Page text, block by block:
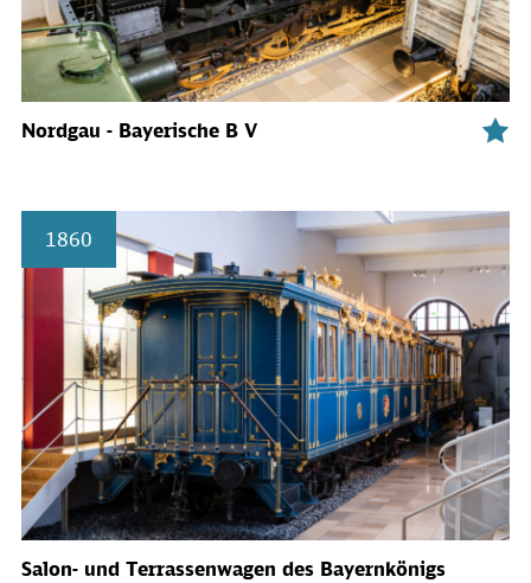
Nordgau - Bayerische B V
1860
Salon- und Terrassenwagen des Bayernkönigs